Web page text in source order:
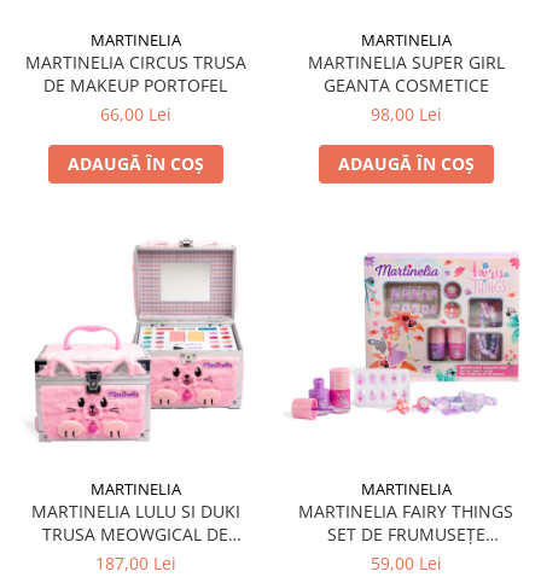
MARTINELIA
MARTINELIA CIRCUS TRUSA
DE MAKEUP PORTOFEL
66,00 Lei
ADAUGĂ ÎN COȘ
MARTINELIA
MARTINELIA SUPER GIRL
GEANTA COSMETICE
98,00 Lei
ADAUGĂ ÎN COȘ
MARTINELIA
MARTINELIA LULU SI DUKI
TRUSA MEOWGICAL DE
MACHIAJ CUTIE METALICA
187,00 Lei
MARTINELIA
MARTINELIA FAIRY THINGS
SET DE FRUMUSEȚE
STRALUCITOR
59,00 Lei